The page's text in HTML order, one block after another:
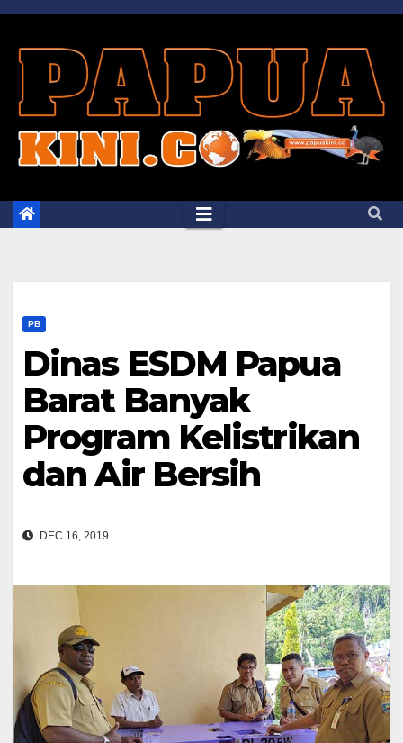
Skip
content
PB
Dinas ESDM Papua
Barat Banyak
Program Kelistrikan
dan Air Bersih
DEC 16, 2019